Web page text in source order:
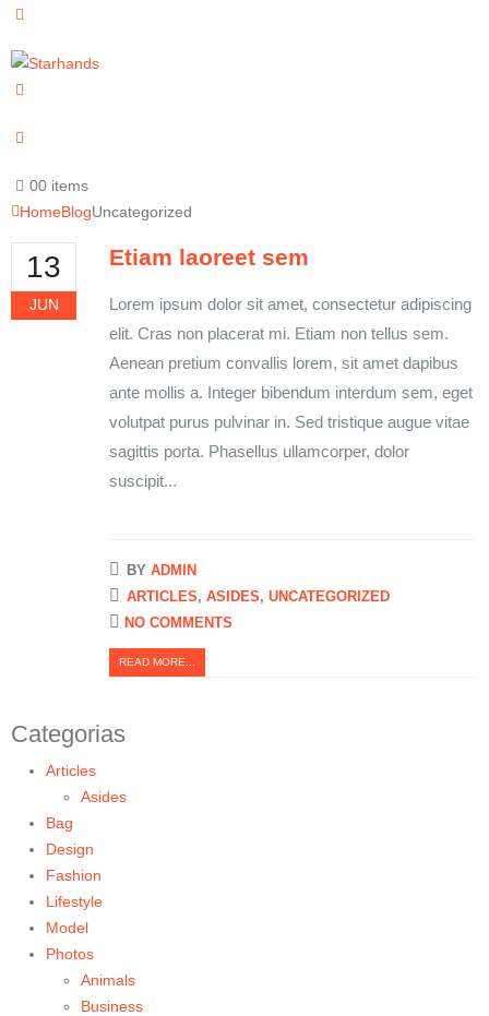
00 items
HomeBlogUncategorized
13
JUN
Etiam laoreet sem
Lorem ipsum dolor sit amet, consectetur adipiscing
elit. Cras non placerat mi. Etiam non tellus sem.
Aenean pretium convallis lorem, sit amet dapibus
ante mollis a. Integer bibendum interdum sem, eget
volutpat purus pulvinar in. Sed tristique augue vitae
sagittis porta. Phasellus ullamcorper, dolor
suscipit...
BY ADMIN
ARTICLES, ASIDES, UNCATEGORIZED
NO COMMENTS
READ MORE...
Categorias
Articles
Asides
Bag
Design
Fashion
Lifestyle
Model
Photos
Animals
Business